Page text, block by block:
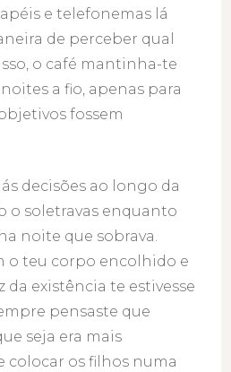
e telefonemas lá
de perceber qual
o café mantinha-te
a fio, apenas para
fossem
decisões ao longo da
o soletravas enquanto
noite que sobrava.
o teu corpo encolhido e
da existência te estivesse
pensaste que
seja era mais
os filhos numa